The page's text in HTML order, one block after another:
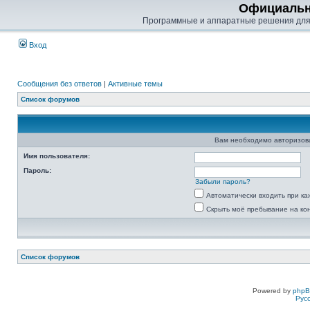
Программные и аппаратные решения
Вход
Сообщения без ответов | Активные темы
Список форумов
Вам необходимо
Имя пользователя:
Пароль:
Забыли пароль?
Автоматически входить при
Скрыть моё пребывание на
Список форумов
Powered by